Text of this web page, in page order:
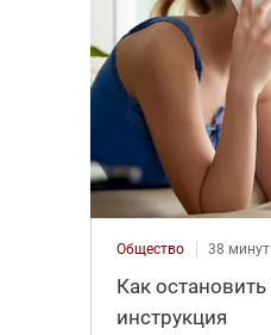
Общество 38
Как
инструкция